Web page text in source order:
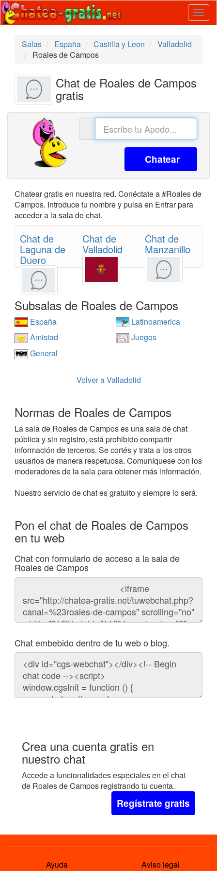
Salas
España Castilla y Leon
Valladolid
Roales de Campos
Chat de Roales de Campos
gratis
Chatear
Chatear gratis en nuestra red. Conéctate a #Roales de
Campos. Introduce tu nombre y pulsa en Entrar para
acceder a la sala de chat.
Chat de
Laguna de
Duero
Chat de
Valladolid
Chat de
Manzanillo
Subsalas de Roales de Campos
España
Latinoamerica
Amistad
Juegos
General
Volver a Valladolid
Normas de Roales de Campos
La sala de Roales de Campos es una sala de chat
pública y sin registro, está prohibido compartir
información de terceros. Se cortés y trata a los otros
usuarios de manera respetuosa. Comuníquese con los
moderadores de la sala para obtener más información.
Nuestro servicio de chat es gratuito y siempre lo será.
Pon el chat de Roales de Campos
en tu web
Chat con formulario de acceso a la sala de
Roales de Campos
Código
chat
Chat embebido dentro de tu web o blog.
Código
para
embeber
chat
Crea una cuenta gratis en
nuestro chat
Accede a funcionalidades especiales en el chat
de Roales de Campos registrando tu cuenta.
Regístrate gratis
Ayuda Aviso legal